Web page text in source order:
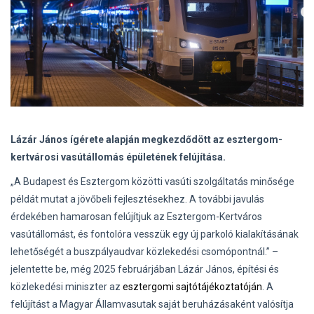
Lázár János ígérete alapján megkezdődött az esztergom-
kertvárosi vasútállomás épületének felújítása.
„A Budapest és Esztergom közötti vasúti szolgáltatás minősége
példát mutat a jövőbeli fejlesztésekhez. A további javulás
érdekében hamarosan felújítjuk az Esztergom-Kertváros
vasútállomást, és fontolóra vesszük egy új parkoló kialakításának
lehetőségét a buszpályaudvar közlekedési csomópontnál.” –
jelentette be, még 2025 februárjában Lázár János, építési és
közlekedési miniszter az esztergomi sajtótájékoztatóján . A
felújítást a Magyar Államvasutak saját beruházásaként valósítja